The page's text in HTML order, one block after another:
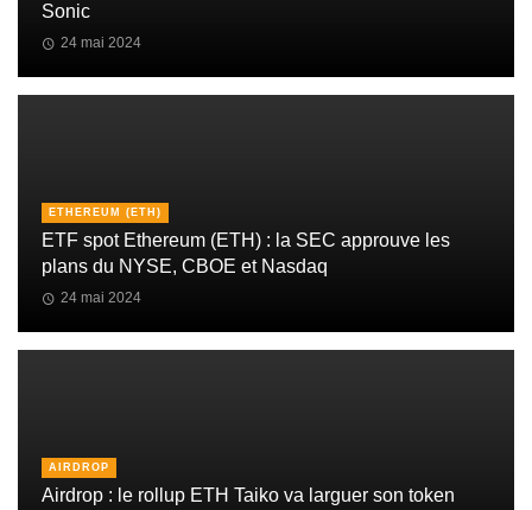
Sonic
24 mai 2024
ETHEREUM (ETH)
ETF spot Ethereum (ETH) : la SEC approuve les
plans du NYSE, CBOE et Nasdaq
24 mai 2024
AIRDROP
Airdrop : le rollup ETH Taiko va larguer son token